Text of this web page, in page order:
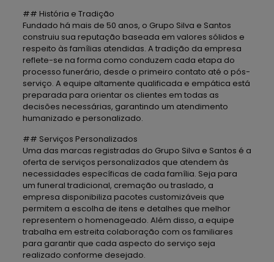
## História e Tradição
Fundado há mais de 50 anos, o Grupo Silva e Santos
construiu sua reputação baseada em valores sólidos e
respeito às famílias atendidas. A tradição da empresa
reflete-se na forma como conduzem cada etapa do
processo funerário, desde o primeiro contato até o pós-
serviço. A equipe altamente qualificada e empática está
preparada para orientar os clientes em todas as
decisões necessárias, garantindo um atendimento
humanizado e personalizado.
## Serviços Personalizados
Uma das marcas registradas do Grupo Silva e Santos é a
oferta de serviços personalizados que atendem às
necessidades específicas de cada família. Seja para
um funeral tradicional, cremação ou traslado, a
empresa disponibiliza pacotes customizáveis que
permitem a escolha de itens e detalhes que melhor
representem o homenageado. Além disso, a equipe
trabalha em estreita colaboração com os familiares
para garantir que cada aspecto do serviço seja
realizado conforme desejado.